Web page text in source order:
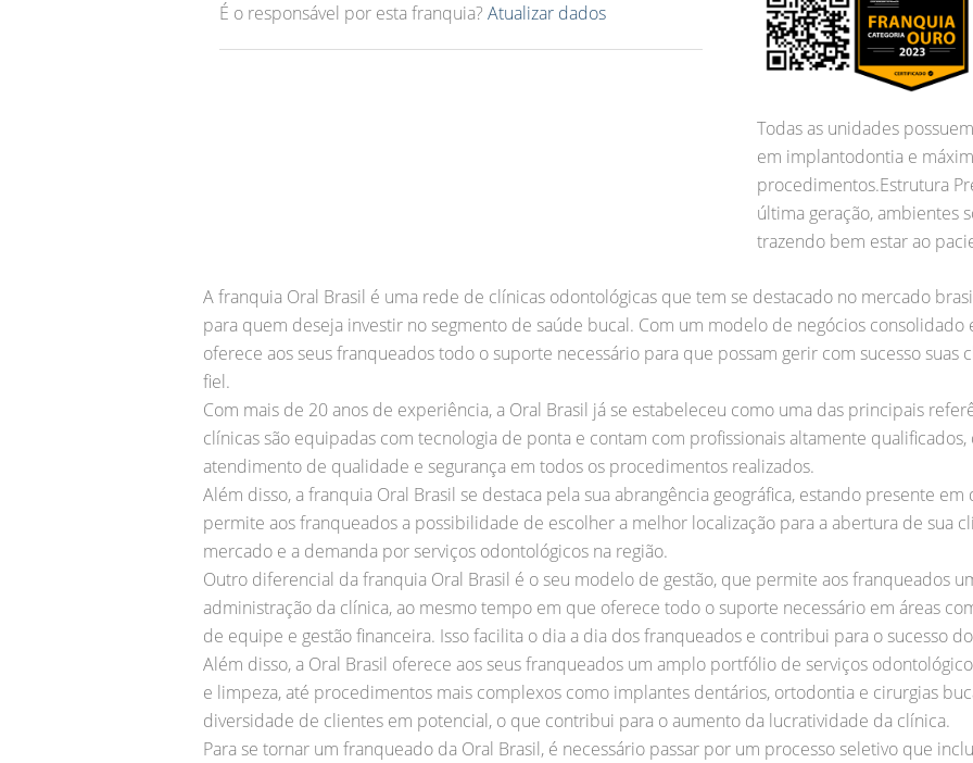
É o responsável por esta franquia? Atualizar dados
Todas as unidades
em implantodontia e
procedimentos.Estrutura
última geração, ambientes
trazendo bem estar ao
A franquia Oral Brasil é uma rede de clínicas odontológicas que tem se destacado no mercado
para quem deseja investir no segmento de saúde bucal. Com um modelo de negócios consolidado
oferece aos seus franqueados todo o suporte necessário para que possam gerir com sucesso suas
fiel.
Com mais de 20 anos de experiência, a Oral Brasil já se estabeleceu como uma das principais
clínicas são equipadas com tecnologia de ponta e contam com profissionais altamente
atendimento de qualidade e segurança em todos os procedimentos realizados.
Além disso, a franquia Oral Brasil se destaca pela sua abrangência geográfica, estando presente em
permite aos franqueados a possibilidade de escolher a melhor localização para a abertura de sua
mercado e a demanda por serviços odontológicos na região.
Outro diferencial da franquia Oral Brasil é o seu modelo de gestão, que permite aos franqueados
administração da clínica, ao mesmo tempo em que oferece todo o suporte necessário em áreas
de equipe e gestão financeira. Isso facilita o dia a dia dos franqueados e contribui para o sucesso
Além disso, a Oral Brasil oferece aos seus franqueados um amplo portfólio de serviços
e limpeza, até procedimentos mais complexos como implantes dentários, ortodontia e cirurgias
diversidade de clientes em potencial, o que contribui para o aumento da lucratividade da clínica.
Para se tornar um franqueado da Oral Brasil, é necessário passar por um processo seletivo que